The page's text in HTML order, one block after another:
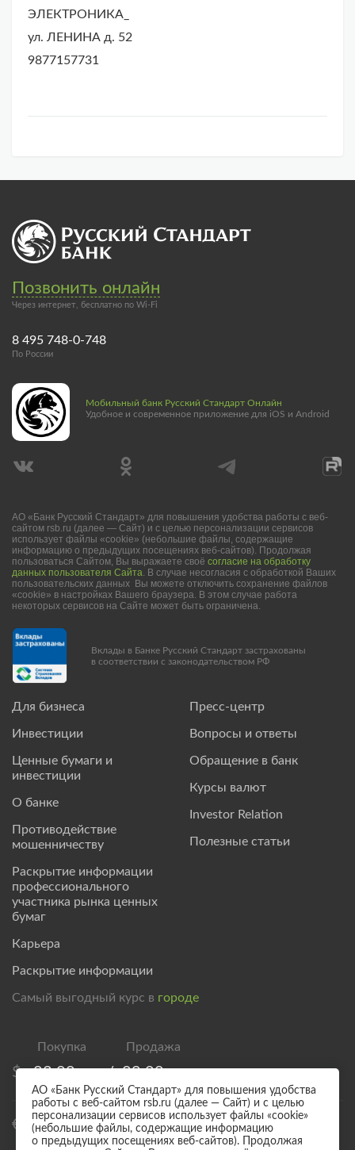
ЭЛЕКТРОНИКА_
ул. ЛЕНИНА д. 52
9877157731
Позвонить онлайн
Через интернет, бесплатно по Wi-Fi
8 495 748-0-748
По России
Для бизнеса
Инвестиции
Ценные бумаги и
инвестиции
О банке
Противодействие
мошенничеству
Раскрытие информации
профессионального
участника рынка ценных
бумаг
Карьера
Раскрытие информации
Пресс-центр
Вопросы и ответы
Обращение в банк
Курсы валют
Investor Relation
Полезные статьи
Мобильный банк Русский Стандарт Онлайн
Удобное и современное приложение для iOS и Android
АО «Банк Русский Стандарт» для повышения удобства работы с веб-
сайтом rsb.ru (далее — Сайт) и с целью персонализации сервисов
использует файлы «cookie» (небольшие файлы, содержащие
информацию о предыдущих посещениях веб-сайтов). Продолжая
пользоваться Сайтом, Вы выражаете своё согласие на обработку
данных пользователя Сайта. В случае несогласия с обработкой Ваших
пользовательских данных Вы можете отключить сохранение файлов
«cookie» в настройках Вашего браузера. В этом случае работа
некоторых сервисов на Сайте может быть ограничена.
Вклады в Банке Русский Стандарт застрахованы
в соответствии с законодательством РФ
Самый выгодный курс в городе
$ 83,00 / 89,00
€ 95,00 / 101,00
АО «Банк Русский Стандарт» для повышения удобства
работы с веб-сайтом rsb.ru (далее — Сайт) и с целью
персонализации сервисов использует файлы «cookie»
(небольшие файлы, содержащие информацию
о предыдущих посещениях веб-сайтов). Продолжая